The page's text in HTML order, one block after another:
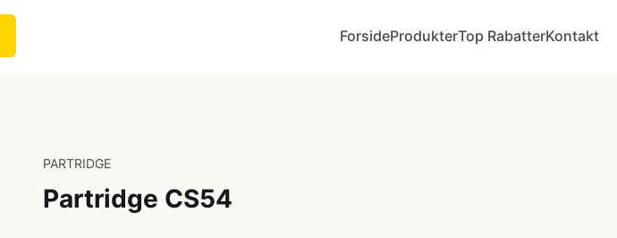
ForsideProdukterTop RabatterKontakt
PARTRIDGE
Partridge CS54